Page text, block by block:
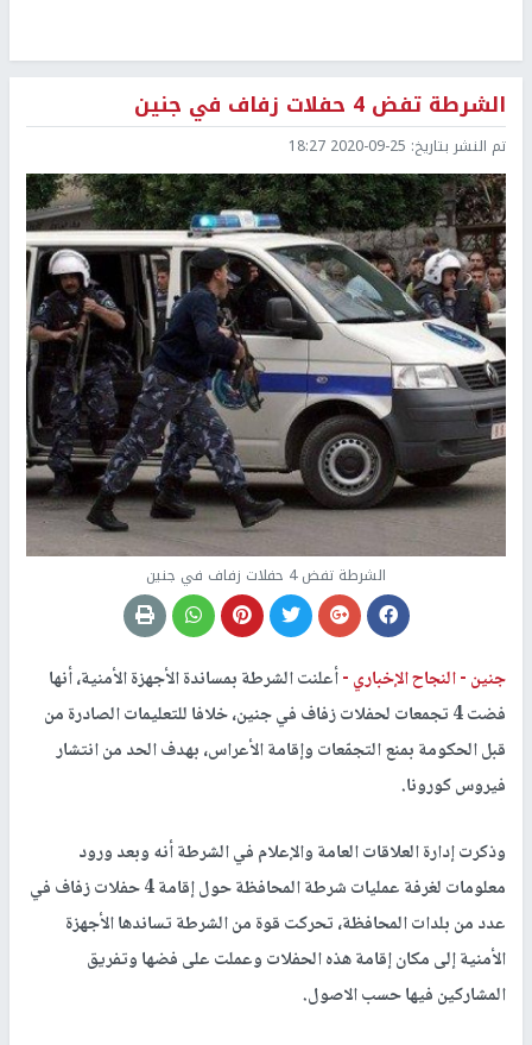
الشرطة تفض 4 حفلات زفاف في جنين
تم النشر بتاريخ: 2020-09-25 18:27
الشرطة تفض 4 حفلات زفاف في جنين
جنين -النجاح الإخباري -أعلنت الشرطة بمساندة الأجهزة الأمنية، أنها
فضت 4 تجمعات لحفلات زفاف في جنين، خلافا للتعليمات الصادرة من
قبل الحكومة بمنع التجمّعات وإقامة الأعراس، بهدف الحد من انتشار
فيروس كورونا.
وذكرت إدارة العلاقات العامة والإعلام في الشرطة أنه وبعد ورود
معلومات لغرفة عمليات شرطة المحافظة حول إقامة 4 حفلات زفاف في
عدد من بلدات المحافظة، تحركت قوة من الشرطة تساندها الأجهزة
الأمنية إلى مكان إقامة هذه الحفلات وعملت على فضها وتفريق
المشاركين فيها حسب الاصول.